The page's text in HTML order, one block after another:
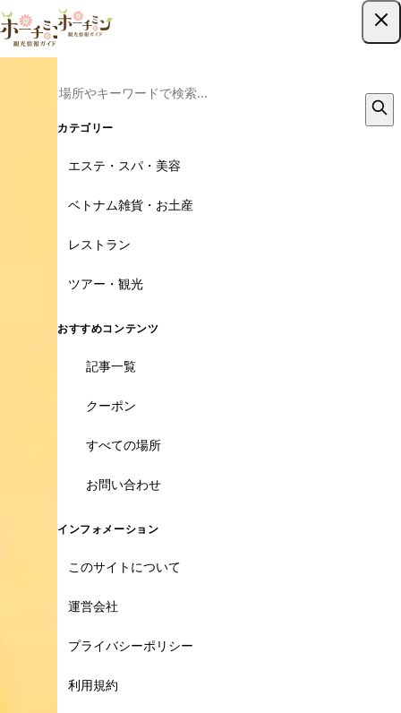
カテゴリー
エステ・スパ・美容
ベトナム雑貨・お土産
レストラン
ツアー・観光
おすすめコンテンツ
記事一覧
クーポン
すべての場所
お問い合わせ
インフォメーション
このサイトについて
運営会社
プライバシーポリシー
利用規約